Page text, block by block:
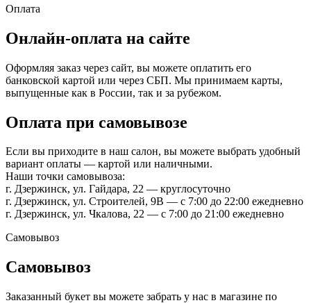
Оплата
Онлайн-оплата на сайте
Оформляя заказ через сайт, вы можете оплатить его
банковской картой или через СБП. Мы принимаем карты,
выпущенные как в России, так и за рубежом.
Оплата при самовывозе
Если вы приходите в наш салон, вы можете выбрать удобный
вариант оплаты — картой или наличными.
Наши точки самовывоза:
г. Дзержинск, ул. Гайдара, 22 — круглосуточно
г. Дзержинск, ул. Строителей, 9В — с 7:00 до 22:00 ежедневно
г. Дзержинск, ул. Чкалова, 22 — с 7:00 до 21:00 ежедневно
Самовывоз
Самовывоз
Заказанный букет вы можете забрать у нас в магазине по